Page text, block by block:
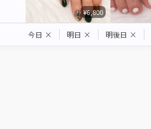
¥6,800
今日 × 明日 × 明後日 ×